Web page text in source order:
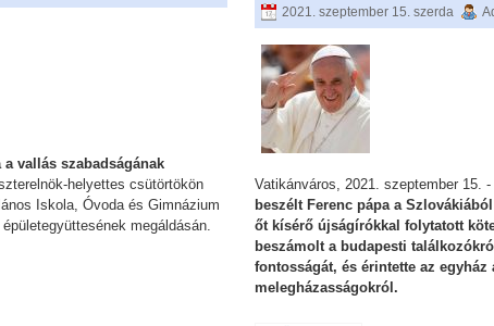
vallás szabadságának
helyettes csütörtökön
Iskola, Óvoda és Gimnázium
megáldásán.
2021. szeptember 15. szerda
Vatikánváros, 2021. szeptember 15. -
beszélt Ferenc pápa a
őt kísérő újságírókkal folytatott
beszámolt a budapesti
fontosságát, és érintette az
melegházasságokról.